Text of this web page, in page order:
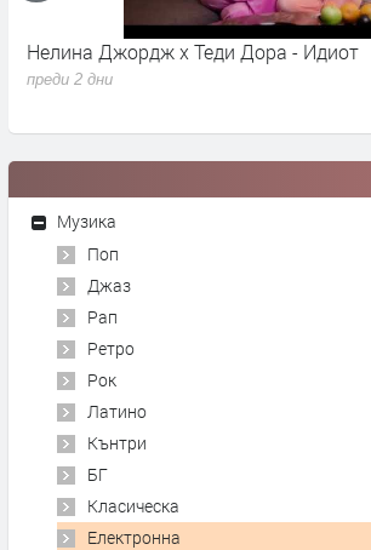
Нелина Джордж x Теди Дора - Идиот
преди 2 дни
Музика
Поп
Джаз
Рап
Ретро
Рок
Латино
Кънтри
БГ
Класическа
Електронна